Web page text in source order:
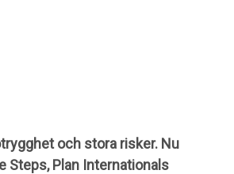
och stora risker. Nu
Steps, Plan Internationals